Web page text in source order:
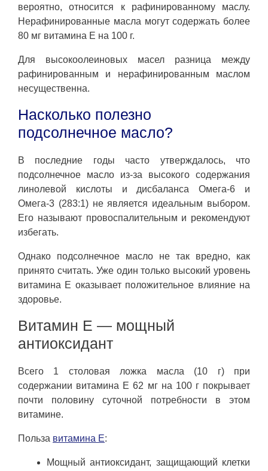
вероятно, относится к рафинированному маслу.
Нерафинированные масла могут содержать более
80 мг витамина E на 100 г.
Для высокоолеиновых масел разница между
рафинированным и нерафинированным маслом
несущественна.
Насколько полезно
подсолнечное масло?
В последние годы часто утверждалось, что
подсолнечное масло из-за высокого содержания
линолевой кислоты и дисбаланса Омега-6 и
Омега-3 (283:1) не является идеальным выбором.
Его называют провоспалительным и рекомендуют
избегать.
Однако подсолнечное масло не так вредно, как
принято считать. Уже один только высокий уровень
витамина E оказывает положительное влияние на
здоровье.
Витамин E — мощный
антиоксидант
Всего 1 столовая ложка масла (10 г) при
содержании витамина E 62 мг на 100 г покрывает
почти половину суточной потребности в этом
витамине.
Польза витамина E:
Мощный антиоксидант, защищающий клетки